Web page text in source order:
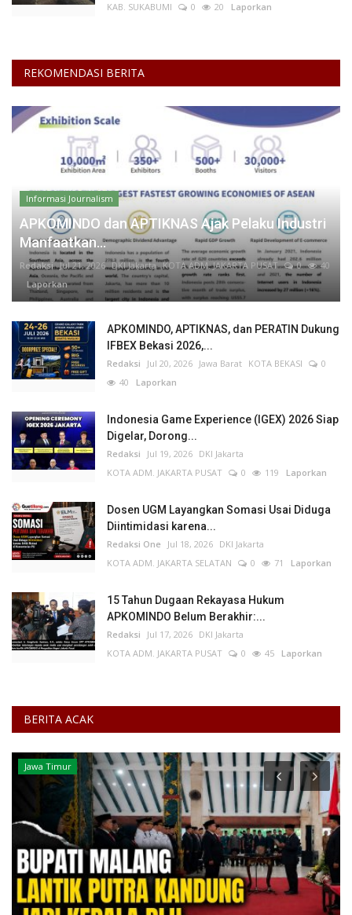
KAB. SUKABUMI
0 20 Laporkan
REKOMENDASI BERITA
Informasi Journalism
APKOMINDO dan APTIKNAS Ajak Pelaku Industri
Manfaatkan...
Redaksi Jul 21, 2026 DKI Jakarta KOTA ADM. JAKARTA PUSAT 0
40
Laporkan
APKOMINDO, APTIKNAS, dan PERATIN Dukung
IFBEX Bekasi 2026,...
Redaksi Jul 20, 2026 Jawa Barat KOTA BEKASI
0
40 Laporkan
Indonesia Game Experience (IGEX) 2026 Siap
Digelar, Dorong...
Redaksi Jul 19, 2026 DKI Jakarta
KOTA ADM. JAKARTA PUSAT
0 119 Laporkan
Dosen UGM Layangkan Somasi Usai Diduga
Diintimidasi karena...
Redaksi One Jul 18, 2026 DKI Jakarta
KOTA ADM. JAKARTA SELATAN
0 71 Laporkan
15 Tahun Dugaan Rekayasa Hukum
APKOMINDO Belum Berakhir:...
Redaksi Jul 17, 2026 DKI Jakarta
KOTA ADM. JAKARTA PUSAT
0 45 Laporkan
BERITA ACAK
Jawa Timur